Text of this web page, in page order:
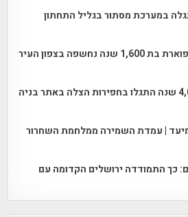
במערכת מסתור בגליל התחתון
שרידי אחוזה שומרונית מפוארת בת 1,600 שנה נחשפה בצפון העיר
פתילות קדומות בנות 4,000 שנה התגלו בחפירות הצלה באתר בניה
| עמדת השמירה ממלחמת השחרור
כך התמודדה ירושלים הקדומה עם